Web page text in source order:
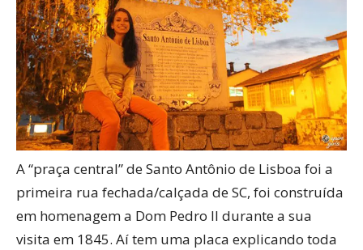
A “praça central” de Santo Antônio de Lisboa foi a
primeira rua fechada/calçada de SC, foi construída
em homenagem a Dom Pedro II durante a sua
visita em 1845. Aí tem uma placa explicando toda